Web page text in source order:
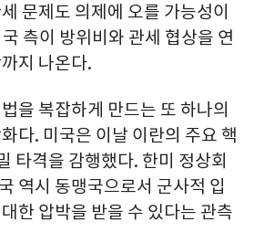
문제도 의제에 오를 가능성이
측이 방위비와 관세 협상을 연
지 나온다.
을 복잡하게 만드는 또 하나의
다. 미국은 이날 이란의 주요 핵
타격을 감행했다. 한미 정상회
역시 동맹국으로서 군사적 입
한 압박을 받을 수 있다는 관측